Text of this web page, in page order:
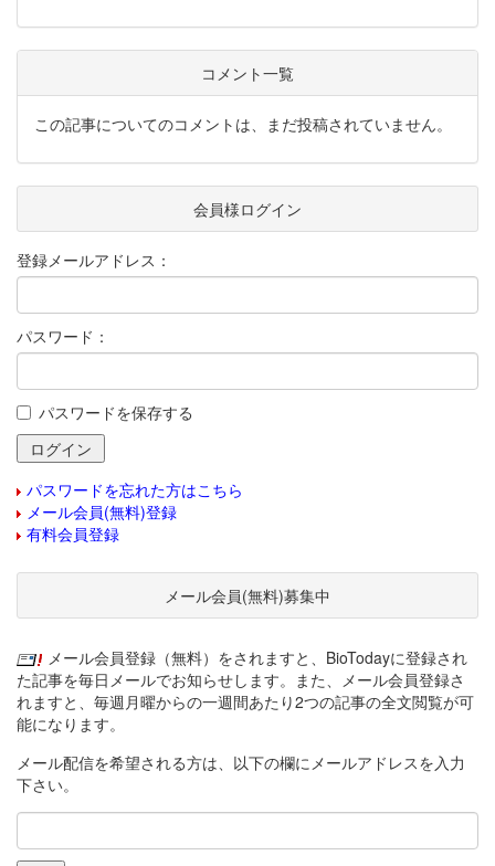
コメント一覧
この記事についてのコメントは、まだ投稿されていません。
会員様ログイン
登録メールアドレス：
パスワード：
パスワードを保存する
パスワードを忘れた方はこちら
メール会員(無料)登録
有料会員登録
メール会員(無料)募集中
メール会員登録（無料）をされますと、BioTodayに登録され
た記事を毎日メールでお知らせします。また、メール会員登録さ
れますと、毎週月曜からの一週間あたり2つの記事の全文閲覧が可
能になります。
メール配信を希望される方は、以下の欄にメールアドレスを入力
下さい。